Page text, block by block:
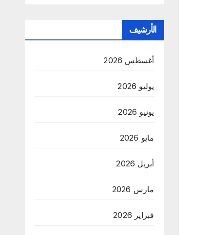
الأرشيف
أغسطس 2026
يوليو 2026
يونيو 2026
مايو 2026
أبريل 2026
مارس 2026
فبراير 2026